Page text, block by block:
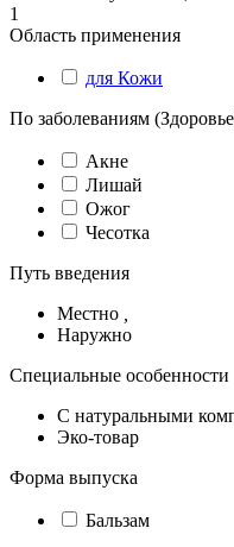
1
Область применения
для Кожи
По заболеваниям
Акне
Лишай
Ожог
Чесотка
Путь введения
Местно
Наружно
Специальные особенности
С натуральными
Эко-товар
Форма выпуска
Бальзам